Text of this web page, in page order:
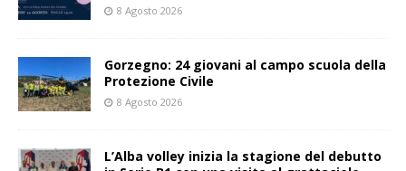
8 Agosto 2026
Gorzegno: 24 giovani al campo scuola della
Protezione Civile
8 Agosto 2026
L’Alba volley inizia la stagione del debutto